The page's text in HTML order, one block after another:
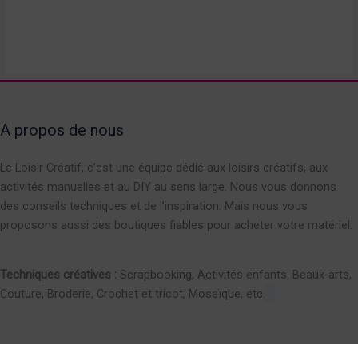
A propos de nous
Le Loisir Créatif, c’est une équipe dédié aux loisirs créatifs, aux
activités manuelles et au DIY au sens large. Nous vous donnons
des conseils techniques et de l’inspiration. Mais nous vous
proposons aussi des boutiques fiables pour acheter votre matériel.
Techniques créatives : Scrapbooking, Activités enfants, Beaux-arts,
Couture, Broderie, Crochet et tricot, Mosaïque, etc.